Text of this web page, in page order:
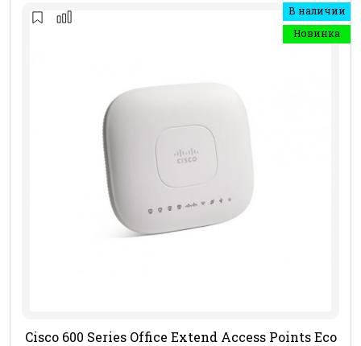
В наличии
Новинка
Cisco 600 Series Office Extend Access Points Eco